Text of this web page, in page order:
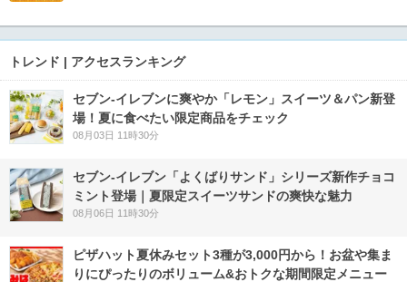
トレンド | アクセスランキング
セブン‐イレブンに爽やか「レモン」スイーツ＆パン新登
場！夏に食べたい限定商品をチェック
08月03日 11時30分
セブン‐イレブン「よくばりサンド」シリーズ新作チョコ
ミント登場｜夏限定スイーツサンドの爽快な魅力
08月06日 11時30分
ピザハット夏休みセット3種が3,000円から！お盆や集ま
りにぴったりのボリューム&おトクな期間限定メニュー